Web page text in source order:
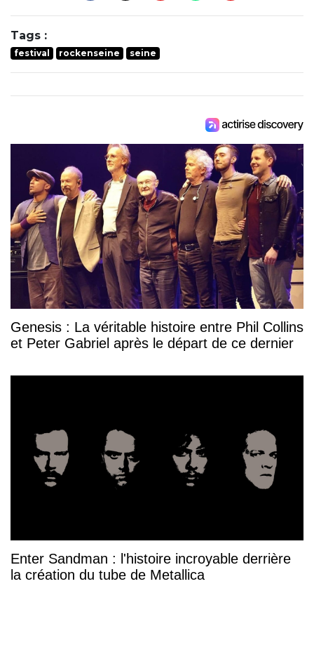
Tags :
festival rockenseine seine
Genesis : La véritable histoire entre Phil Collins
et Peter Gabriel après le départ de ce dernier
Enter Sandman : l'histoire incroyable derrière
la création du tube de Metallica